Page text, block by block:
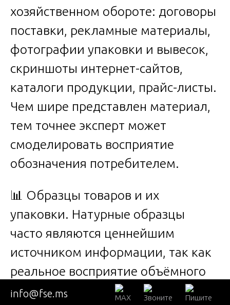
хозяйственном обороте: договоры
поставки, рекламные материалы,
фотографии упаковки и вывесок,
скриншоты интернет-сайтов,
каталоги продукции, прайс-листы.
Чем шире представлен материал,
тем точнее эксперт может
смоделировать восприятие
обозначения потребителем.
📊 Образцы товаров и их
упаковки. Натурные образцы
часто являются ценнейшим
источником информации, так как
реальное восприятие объёмного
товара, его цвета, фактуры,
info@fse.ms